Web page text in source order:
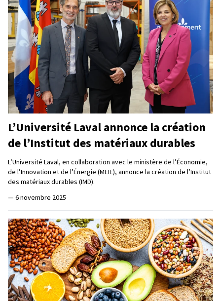
L’Université Laval annonce la création
de l’Institut des matériaux durables
L’Université Laval, en collaboration avec le ministère de l’Économie,
de l’Innovation et de l’Énergie (MEIE), annonce la création de l’Institut
des matériaux durables (IMD).
— 6 novembre 2025